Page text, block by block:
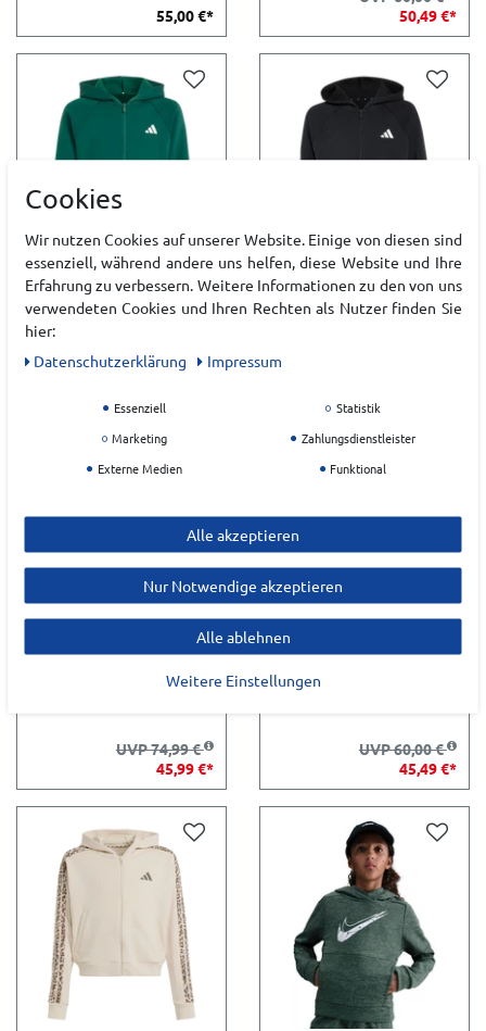
55,00 €*
50,49 €*
ADIDAS J CLGT FZ HD
KINDER
ADIDAS J CLGT FZ HD
KINDER
NIKE AIR MAX SC (GS)
UVP 74,99 €
45,99 €*
ADIDAS J MRVL SM HD
KINDER
UVP 60,00 €
45,49 €*
Cookies
Wir nutzen Cookies auf unserer Website. Einige von diesen sind
essenziell, während andere uns helfen, diese Website und Ihre
Erfahrung zu verbessern. Weitere Informationen zu den von uns
verwendeten Cookies und Ihren Rechten als Nutzer finden Sie
hier:
Daten­schutz­erklärung
Impressum
Essenziell
Statistik
Marketing
Zahlungsdienstleister
Externe Medien
Funktional
Alle akzeptieren
Nur Notwendige akzeptieren
Alle ablehnen
Weitere Einstellungen